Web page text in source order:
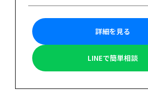
詳細を見る
LINEで簡単相談